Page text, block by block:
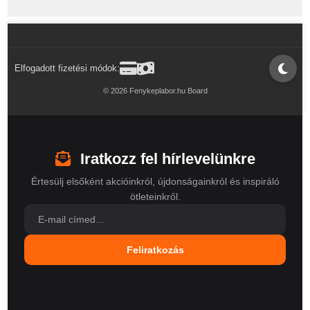
Elfogadott fizetési módok:
© 2026 Fenykeplabor.hu Board
Iratkozz fel hírlevelünkre
Értesülj elsőként akcióinkról, újdonságainkról és inspiráló
ötleteinkről.
Feliratkozás